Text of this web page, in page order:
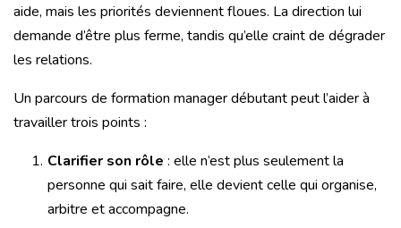
aide, mais les priorités deviennent floues. La direction lui
demande d’être plus ferme, tandis qu’elle craint de dégrader
les relations.
Un parcours de formation manager débutant peut l’aider à
travailler trois points :
Clarifier son rôle : elle n’est plus seulement la
personne qui sait faire, elle devient celle qui organise,
arbitre et accompagne.